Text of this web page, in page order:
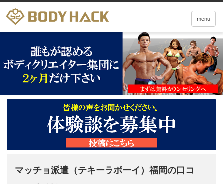
menu
マッチョ派遣（テキーラボーイ）福岡の口コ